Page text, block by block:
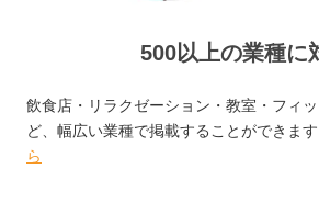
500以上の業種に
飲食店・リラクゼーション・教室・フィ
ど、幅広い業種で掲載することができます
ら